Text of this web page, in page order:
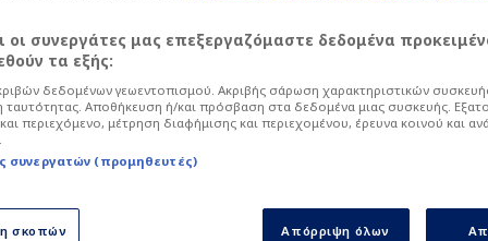
άρθρα του Sportdog σχετικά με το θέμα
στον φίλαθλο.
οι συνεργάτες μας επεξεργαζόμαστε δεδομένα
τα εξής:
δεδομένων γεωεντοπισμού. Ακριβής σάρωση χαρακτηριστικών
ταυτότητας. Αποθήκευση ή/και πρόσβαση στα δεδομένα μιας συσκευής.
περιεχόμενο, μέτρηση διαφήμισης και περιεχομένου, έρευνα κοινού και
συνεργατών (προμηθευτές)
σκοπών Απόρριψη όλων